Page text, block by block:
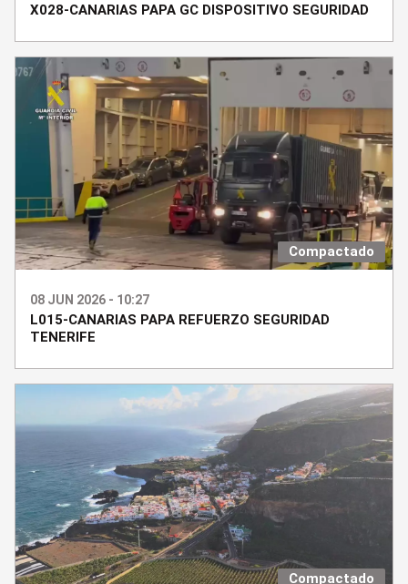
X028-CANARIAS PAPA GC DISPOSITIVO SEGURIDAD
Compactado
08 JUN 2026 - 10:27
L015-CANARIAS PAPA REFUERZO SEGURIDAD
TENERIFE
Compactado